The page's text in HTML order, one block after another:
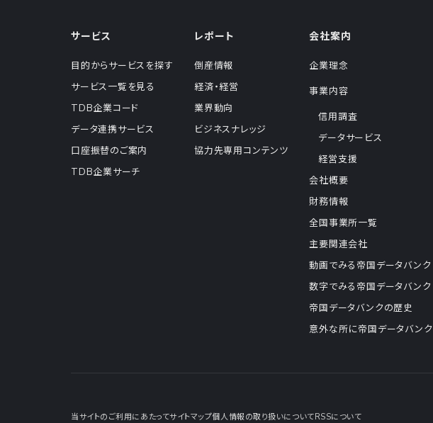
サービス
目的からサービスを探す
サービス一覧を見る
TDB企業コード
データ連携サービス
口座振替のご案内
TDB企業サーチ
レポート
倒産情報
経済・経営
業界動向
ビジネスナレッジ
協力先専用コンテンツ
会社案内
企業理念
事業内容
信用調査
データサービス
経営支援
会社概要
財務情報
全国事業所一覧
主要関連会社
動画でみる帝国データバンク
数字でみる帝国データバンク
帝国データバンクの歴史
意外な所に帝国データバンク
当サイトのご利用にあたってサイトマップ個人情報の取り扱いについてRSSについて